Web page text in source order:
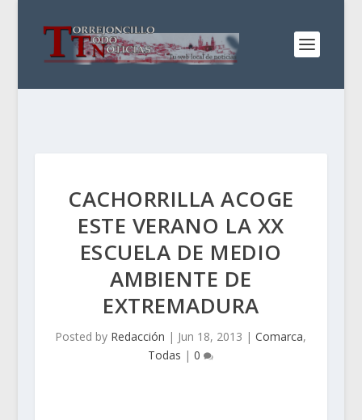
CACHORRILLA ACOGE
ESTE VERANO LA XX
ESCUELA DE MEDIO
AMBIENTE DE
EXTREMADURA
Posted by Redacción | Jun 18, 2013 |Comarca,
Todas |0